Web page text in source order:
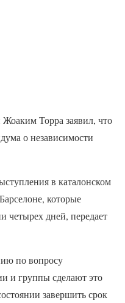
Торра заявил, что
о независимости
в каталонском
которые
четырех дней, передает
по вопросу
и группы сделают это
завершить срок